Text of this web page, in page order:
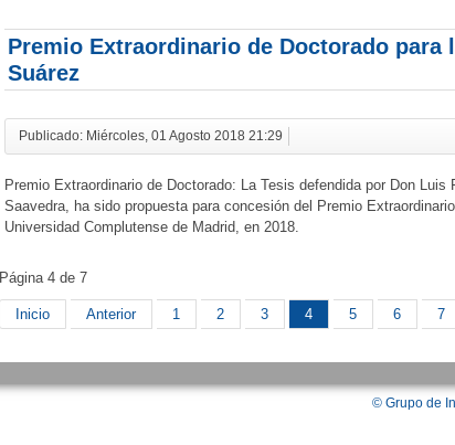
Premio Extraordinario de Doctorado para
Suárez
Publicado: Miércoles, 01 Agosto 2018 21:29
Premio Extraordinario de Doctorado: La Tesis defendida por Don
Saavedra, ha sido propuesta para concesión del Premio
Universidad Complutense de Madrid, en 2018.
Página 4 de 7
Inicio Anterior 1 2 3 4 5 6 7
© Grupo de